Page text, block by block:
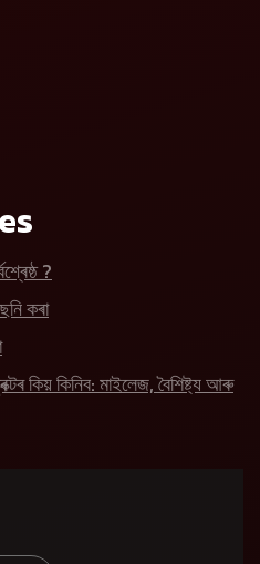
?
কৰা
কিয় কিনিব: মাইলেজ, বৈশিষ্ট্য আৰু